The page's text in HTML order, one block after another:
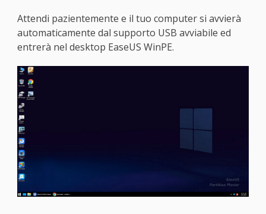
Attendi pazientemente e il tuo computer si avvierà
automaticamente dal supporto USB avviabile ed
entrerà nel desktop EaseUS WinPE.